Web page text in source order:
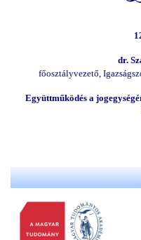
dr.
főosztályvezető,
Együttműködés a